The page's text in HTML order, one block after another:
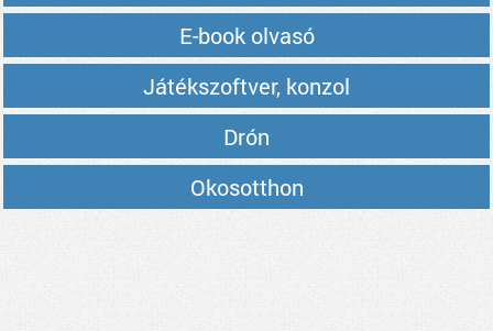
E-book olvasó
Játékszoftver, konzol
Drón
Okosotthon